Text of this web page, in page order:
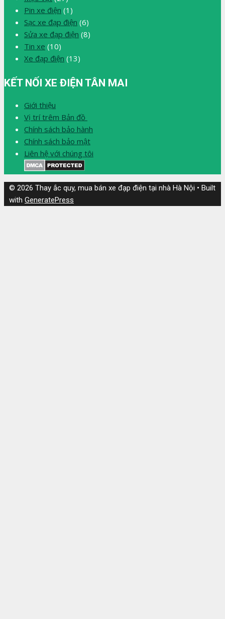
Pin xe điện (1)
Sạc xe đạp điện (6)
Sửa xe đạp điện (8)
Tin xe (10)
Xe đạp điện (13)
KẾT NỐI XE ĐIỆN TÂN MAI
Giới thiệu
Vị trí trêm Bản đồ
Chính sách bảo hành
Chính sách bảo mật
Liên hệ với chúng tôi
© 2026 Thay ắc quy, mua bán xe đạp điện tại nhà Hà Nội • Built
with GeneratePress